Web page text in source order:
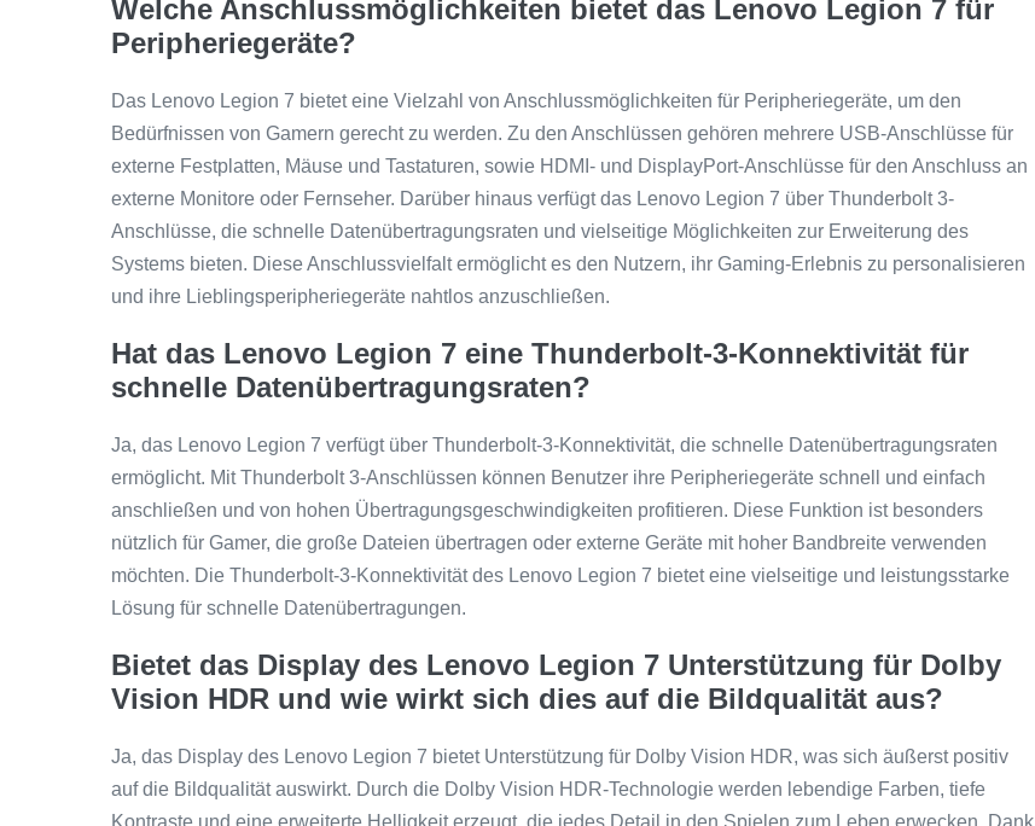
Welche Anschlussmöglichkeiten bietet das Lenovo Legion 7 für
Peripheriegeräte?
Das Lenovo Legion 7 bietet eine Vielzahl von Anschlussmöglichkeiten für Peripheriegeräte, um den
Bedürfnissen von Gamern gerecht zu werden. Zu den Anschlüssen gehören mehrere USB-Anschlüsse für
externe Festplatten, Mäuse und Tastaturen, sowie HDMI- und DisplayPort-Anschlüsse für den Anschluss an
externe Monitore oder Fernseher. Darüber hinaus verfügt das Lenovo Legion 7 über Thunderbolt 3-
Anschlüsse, die schnelle Datenübertragungsraten und vielseitige Möglichkeiten zur Erweiterung des
Systems bieten. Diese Anschlussvielfalt ermöglicht es den Nutzern, ihr Gaming-Erlebnis zu personalisieren
und ihre Lieblingsperipheriegeräte nahtlos anzuschließen.
Hat das Lenovo Legion 7 eine Thunderbolt-3-Konnektivität für
schnelle Datenübertragungsraten?
Ja, das Lenovo Legion 7 verfügt über Thunderbolt-3-Konnektivität, die schnelle Datenübertragungsraten
ermöglicht. Mit Thunderbolt 3-Anschlüssen können Benutzer ihre Peripheriegeräte schnell und einfach
anschließen und von hohen Übertragungsgeschwindigkeiten profitieren. Diese Funktion ist besonders
nützlich für Gamer, die große Dateien übertragen oder externe Geräte mit hoher Bandbreite verwenden
möchten. Die Thunderbolt-3-Konnektivität des Lenovo Legion 7 bietet eine vielseitige und leistungsstarke
Lösung für schnelle Datenübertragungen.
Bietet das Display des Lenovo Legion 7 Unterstützung für Dolby
Vision HDR und wie wirkt sich dies auf die Bildqualität aus?
Ja, das Display des Lenovo Legion 7 bietet Unterstützung für Dolby Vision HDR, was sich äußerst positiv
auf die Bildqualität auswirkt. Durch die Dolby Vision HDR-Technologie werden lebendige Farben, tiefe
Kontraste und eine erweiterte Helligkeit erzeugt, die jedes Detail in den Spielen zum Leben erwecken. Dank